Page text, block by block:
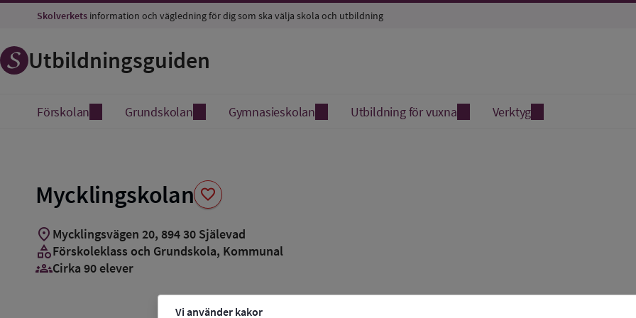
Vi använder kakor
Skolverkets information och vägledning för dig som ska välja skola och utbildning
Utbildningsguiden
Förskolan Grundskolan Gymnasieskolan Utbildning för vuxna Verktyg
Mycklingskolan favorite
Spara
location_on Mycklingsvägen 20, 894 30 Själevad
categoryFörskoleklass och Grundskola, Kommunal
groups_3Cirka 90 elever